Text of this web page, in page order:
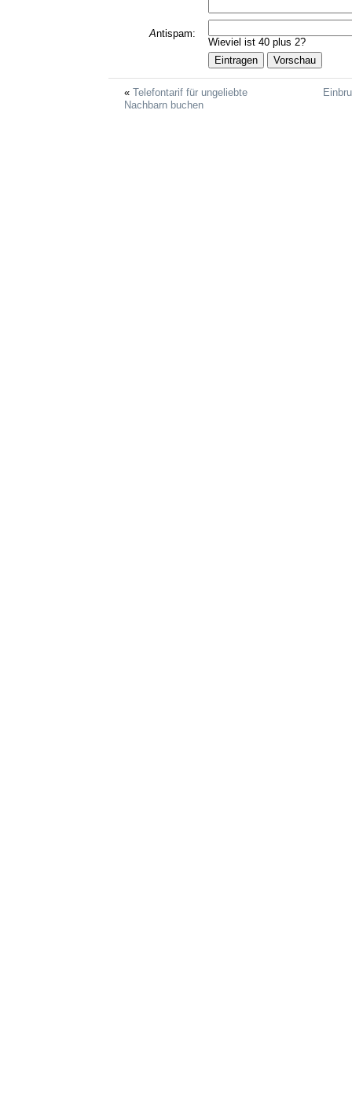
Antispam:
Wieviel ist 40 plus 2?
Telefontarif für ungeliebte
Nachbarn buchen